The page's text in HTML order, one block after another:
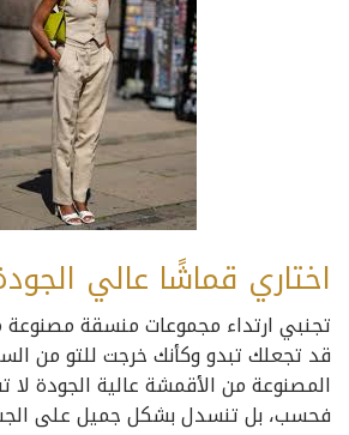
اختاري قماشًا عالي
تجنبي ارتداء مجموعات منسقة
قد تجعلك تبدو وكأنك خرجت للتو من
المصنوعة من الأقمشة عالية الجودة لا
فحسب، بل تنسدل بشكل جميل على